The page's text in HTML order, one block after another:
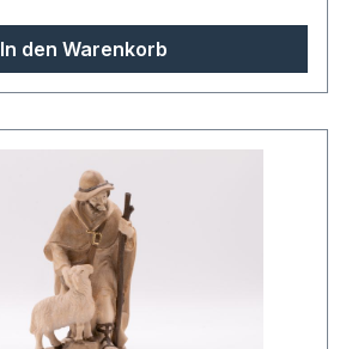
In den Warenkorb